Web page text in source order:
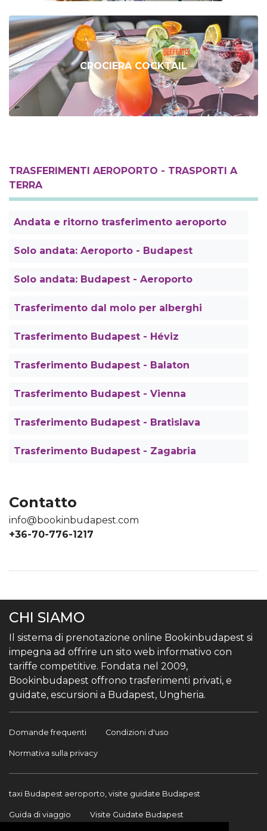
CROCIERA COCKTAIL
TRASFERIMENTI AEROPORTO - TRASPORTI A
TERRA
Andata e ritorno trasferimento aeroporto
Solo andata: Aeroporto - Budapest
Solo andata: Budapest - Aeroporto
Trasferimento dal molo per alberghi
Trasferimento Budapest - Héviz
Trasferimento Budapest - Balaton
Trasferimento Budapest - Vienna
Trasferimento Budapest - Bratislava
Trasferimento Budapest - Zagabria
Contatto
info@bookinbudapest.com
+36-70-776-1217
CHI SIAMO
Il sistema di prenotazione online Bookinbudapest si
impegna ad offrire un sito web informativo con
tariffe competitive. Fondata nel 2009,
Bookinbudapest offrono trasferimenti privati, e
guidate, escursioni a Budapest, Ungheria.
Domande frequenti Condizioni d'uso
Normativa sulla privacy
taxi Budapest aeroporto, visite guidate Budapest
Guida di viaggio Visite Guidate Budapest